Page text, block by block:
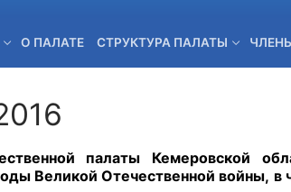
О ПАЛАТЕ СТРУКТУРА ПАЛАТЫ
OPKO42@BK.RU
палаты Кемеровской
Великой Отечественной войны, в